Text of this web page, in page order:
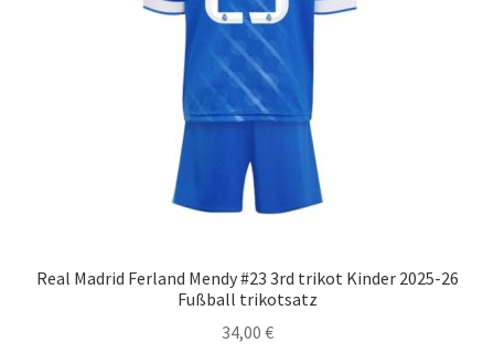
der
Real Madrid Ferland Mendy #23 3rd trikot Kinder 2025-26
Fußball trikotsatz
34,00 €